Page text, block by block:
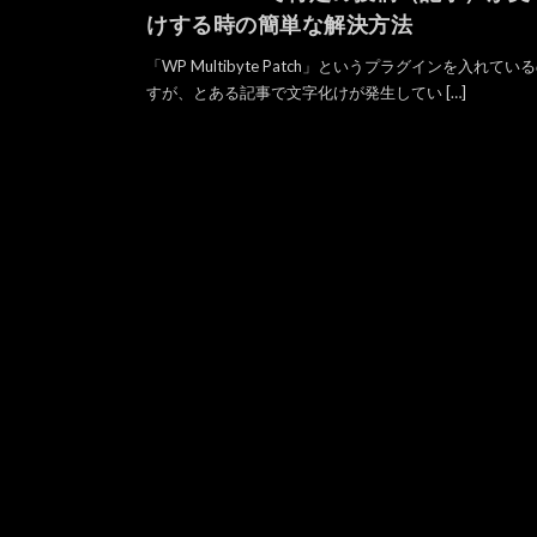
けする時の簡単な解決方法
「WP Multibyte Patch」というプラグインを入れてい
すが、とある記事で文字化けが発生してい […]